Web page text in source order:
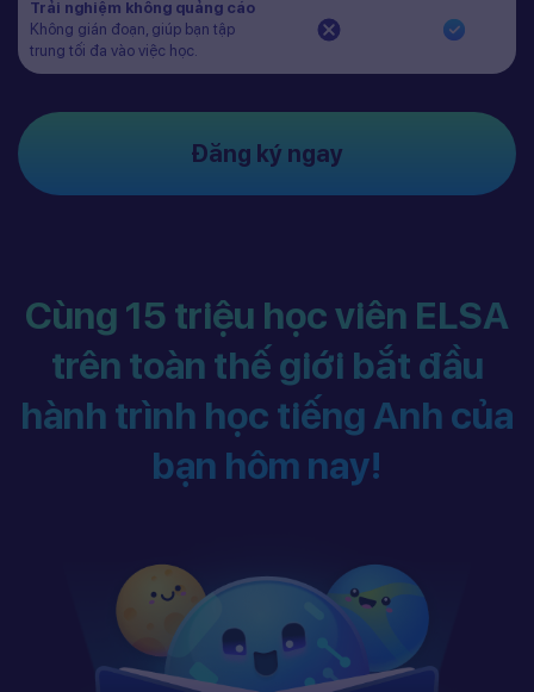
Trải nghiệm không quảng cáo
Không gián đoạn, giúp bạn tập
trung tối đa vào việc học.
Đăng ký ngay
Cùng 15 triệu học viên ELSA
trên toàn thế giới bắt đầu
hành trình học tiếng Anh của
bạn hôm nay!